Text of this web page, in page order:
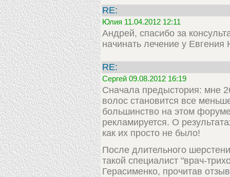
RE:
Юлия 11.04.2012 12:11
Андрей, спасибо за
начинать лечение у Евгения
RE:
Сергей 09.08.2012 16:19
Сначала предыстория: мне
волос становится все
большинство на этом
рекламируется. О
как их просто не было!
После длительного
такой специалист "врач-
Герасименко, прочитав